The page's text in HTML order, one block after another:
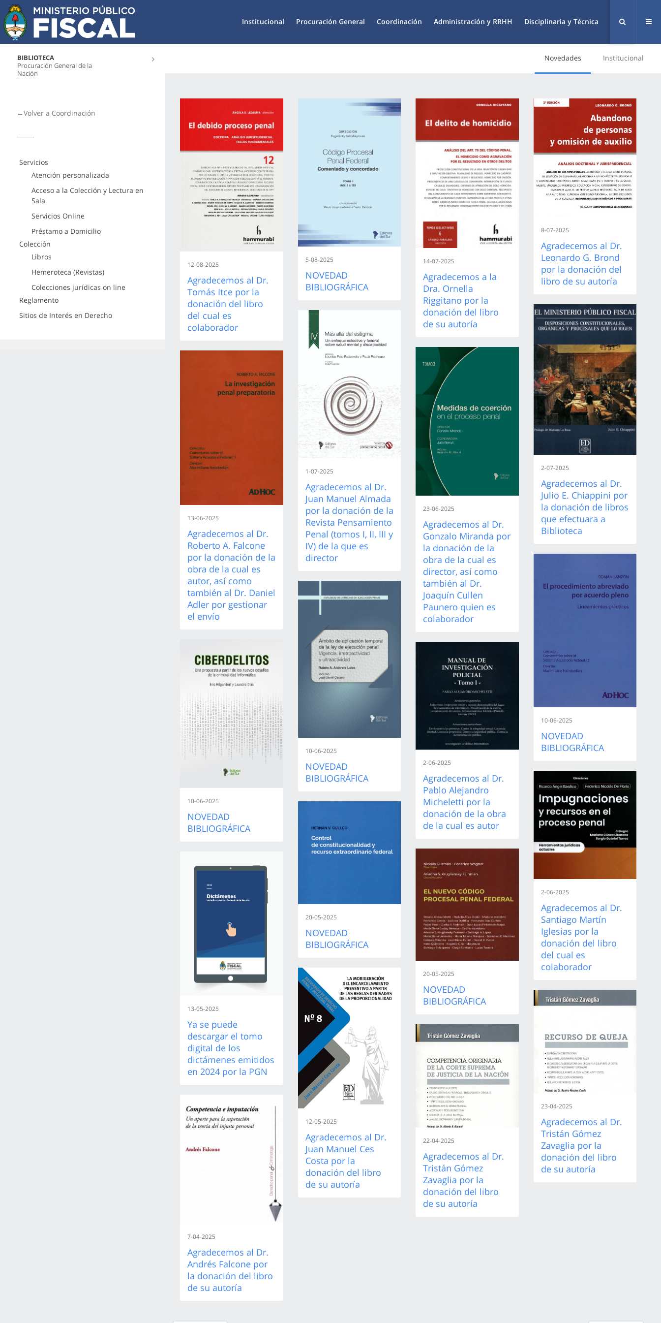
Institucional Procuración General Coordinación Administración y RRHH Disciplinaria y Técnica
BIBLIOTECA
Procuración General de la
Nación
Novedades Institucional
←Volver a Coordinación
Servicios
Atención personalizada
Acceso a la Colección y Lectura en
Sala
Servicios Online
Préstamo a Domicilio
Colección
Libros
Hemeroteca (Revistas)
Colecciones jurídicas on line
Reglamento
Sitios de Interés en Derecho
12-08-2025
Agradecemos al Dr.
Tomás Itce por la
donación del libro
del cual es
colaborador
5-08-2025
NOVEDAD
BIBLIOGRÁFICA
14-07-2025
Agradecemos a la
Dra. Ornella
Riggitano por la
donación del libro
de su autoría
8-07-2025
Agradecemos al Dr.
Leonardo G. Brond
por la donación del
libro de su autoría
2-07-2025
Agradecemos al Dr.
Julio E. Chiappini por
la donación de libros
que efectuara a
Biblioteca
1-07-2025
Agradecemos al Dr.
Juan Manuel Almada
por la donación de la
Revista Pensamiento
Penal (tomos I, II, III y
IV) de la que es
director
23-06-2025
Agradecemos al Dr.
Gonzalo Miranda por
la donación de la
obra de la cual es
director, así como
también al Dr.
Joaquín Cullen
Paunero quien es
colaborador
13-06-2025
Agradecemos al Dr.
Roberto A. Falcone
por la donación de la
obra de la cual es
autor, así como
también al Dr. Daniel
Adler por gestionar
el envío
10-06-2025
NOVEDAD
BIBLIOGRÁFICA
10-06-2025
NOVEDAD
BIBLIOGRÁFICA
10-06-2025
NOVEDAD
BIBLIOGRÁFICA
2-06-2025
Agradecemos al Dr.
Pablo Alejandro
Micheletti por la
donación de la obra
de la cual es autor
2-06-2025
Agradecemos al Dr.
Santiago Martín
Iglesias por la
donación del libro
del cual es
colaborador
20-05-2025
NOVEDAD
BIBLIOGRÁFICA
20-05-2025
NOVEDAD
BIBLIOGRÁFICA
13-05-2025
Ya se puede
descargar el tomo
digital de los
dictámenes emitidos
en 2024 por la PGN
12-05-2025
Agradecemos al Dr.
Juan Manuel Ces
Costa por la
donación del libro
de su autoría
23-04-2025
Agradecemos al Dr.
Tristán Gómez
Zavaglia por la
donación del libro
de su autoría
22-04-2025
Agradecemos al Dr.
Tristán Gómez
Zavaglia por la
donación del libro
de su autoría
7-04-2025
Agradecemos al Dr.
Andrés Falcone por
la donación del libro
de su autoría